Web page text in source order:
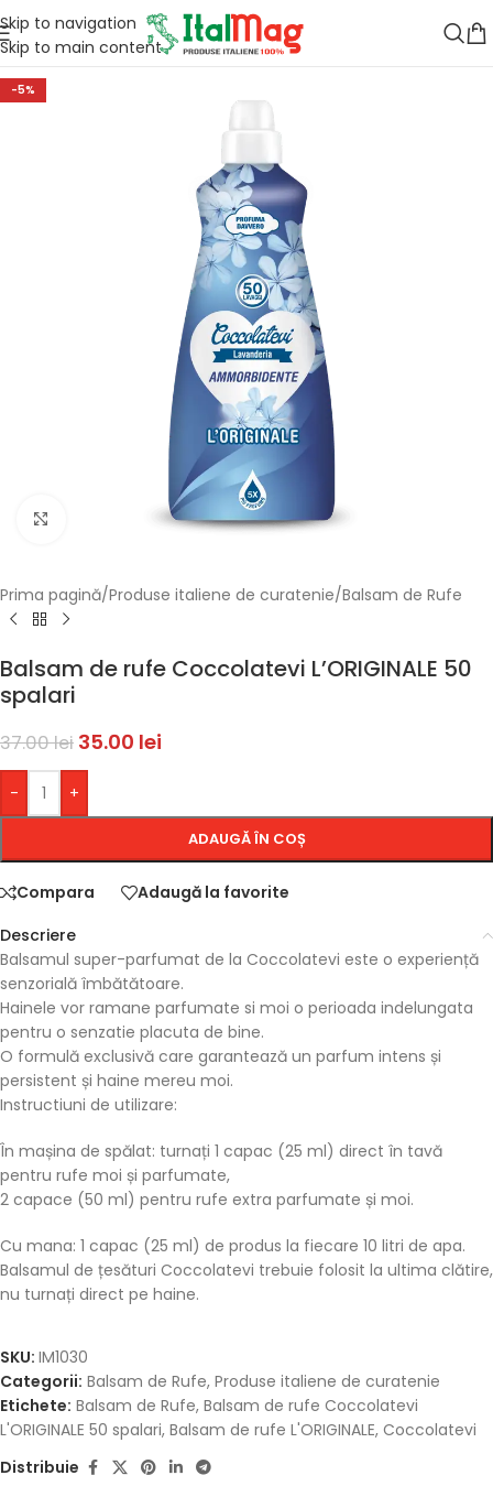
Skip to navigation
Skip to main content
-5%
Faceți click pentru a mări
Prima pagină/Produse italiene de curatenie/Balsam de Rufe
Balsam de rufe Coccolatevi L’ORIGINALE 50
spalari
37.00lei 35.00 lei
- +
ADAUGĂ ÎN COȘ
Compara
Adaugă la favorite
Descriere
Balsamul super-parfumat de la Coccolatevi este o experiență
senzorială îmbătătoare.
Hainele vor ramane parfumate si moi o perioada indelungata
pentru o senzatie placuta de bine.
O formulă exclusivă care garantează un parfum intens și
persistent și haine mereu moi.
Instructiuni de utilizare:
În mașina de spălat: turnați 1 capac (25 ml) direct în tavă
pentru rufe moi și parfumate,
2 capace (50 ml) pentru rufe extra parfumate și moi.
Cu mana: 1 capac (25 ml) de produs la fiecare 10 litri de apa.
Balsamul de țesături Coccolatevi trebuie folosit la ultima clătire,
nu turnați direct pe haine.
SKU: IM1030
Categorii: Balsam de Rufe, Produse italiene de curatenie
Etichete: Balsam de Rufe, Balsam de rufe Coccolatevi
L'ORIGINALE 50 spalari, Balsam de rufe L'ORIGINALE, Coccolatevi
Distribuie